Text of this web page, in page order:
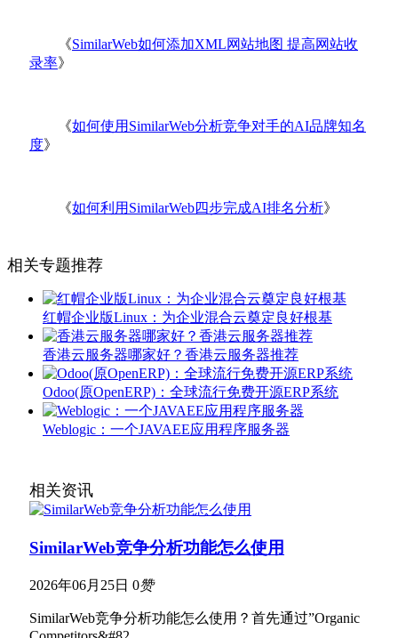
《SimilarWeb如何添加XML网站地图 提高网站收
录率》
《如何使用SimilarWeb分析竞争对手的AI品牌知名
度》
《如何利用SimilarWeb四步完成AI排名分析》
相关专题推荐
红帽企业版Linux：为企业混合云奠定良好根基
香港云服务器哪家好？香港云服务器推荐
Odoo(原OpenERP)：全球流行免费开源ERP系统
Weblogic：一个JAVAEE应用程序服务器
相关资讯
SimilarWeb竞争分析功能怎么使用
2026年06月25日 0赞
SimilarWeb竞争分析功能怎么使用？首先通过”Organic